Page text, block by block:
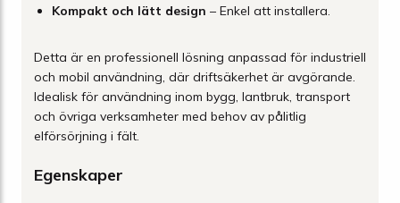
Kompakt och lätt design – Enkel att installera.
Detta är en professionell lösning anpassad för industriell
och mobil användning, där driftsäkerhet är avgörande.
Idealisk för användning inom bygg, lantbruk, transport
och övriga verksamheter med behov av pålitlig
elförsörjning i fält.
Egenskaper